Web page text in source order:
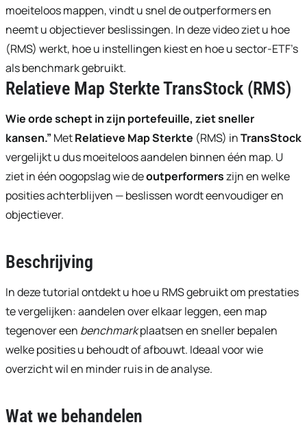
moeiteloos mappen, vindt u snel de outperformers en
neemt u objectiever beslissingen. In deze video ziet u hoe
(RMS) werkt, hoe u instellingen kiest en hoe u sector-ETF’s
als benchmark gebruikt.
Relatieve Map Sterkte TransStock (RMS)
Wie orde schept in zijn portefeuille, ziet sneller
kansen.” MetRelatieve Map Sterkte (RMS) inTransStock
vergelijkt u dus moeiteloos aandelen binnen één map. U
ziet in één oogopslag wie deoutperformerszijn en welke
posities achterblijven — beslissen wordt eenvoudiger en
objectiever.
Beschrijving
In deze tutorial ontdekt u hoe u RMS gebruikt om prestaties
te vergelijken: aandelen over elkaar leggen, een map
tegenover een benchmarkplaatsen en sneller bepalen
welke posities u behoudt of afbouwt. Ideaal voor wie
overzicht wil en minder ruis in de analyse.
Wat we behandelen